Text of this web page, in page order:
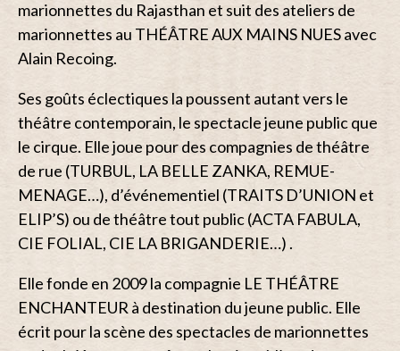
marionnettes du Rajasthan et suit des ateliers de
marionnettes au THÉÂTRE AUX MAINS NUES avec
Alain Recoing.
Ses goûts éclectiques la poussent autant vers le
théâtre contemporain, le spectacle jeune public que
le cirque. Elle joue pour des compagnies de théâtre
de rue (TURBUL, LA BELLE ZANKA, REMUE-
MENAGE…), d’événementiel (TRAITS D’UNION et
ELIP’S) ou de théâtre tout public (ACTA FABULA,
CIE FOLIAL, CIE LA BRIGANDERIE…) .
Elle fonde en 2009 la compagnie LE THÉÂTRE
ENCHANTEUR à destination du jeune public. Elle
écrit pour la scène des spectacles de marionnettes